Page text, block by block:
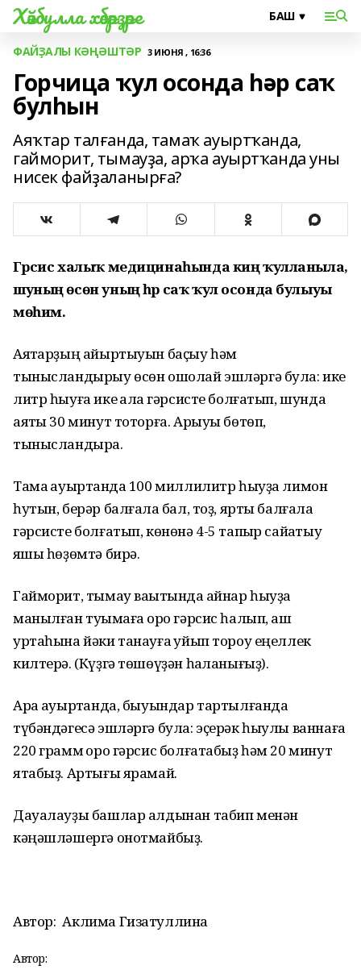
Хәйбулла хәбәрҙәре
ФАЙҘАЛЫ КӘҢӘШТӘР 3 ИЮНЯ , 16:36
Горчица ҡул осонда һәр саҡ
булһын
Аяҡтар талғанда, тамаҡ ауыртҡанда,
гайморит, тымауҙа, арҡа ауыртҡанда уны
нисек файҙаланырға?
Гәрсис халыҡ медицинаһында киң ҡулланыла,
шуның өсөн уның һәр саҡ ҡул осонда булыуы
мөһим.
Аяҡтарҙың айыртыуын баҫыу һәм
тынысландырыу өсөн ошолай эшләргә була: ике
литр һыуға ике ҡалаҡ гәрсисте болғатып, шунда
аяҡты 30 минут тоторға. Арыуы бөтөп,
тынысландыра.
Тамаҡ ауыртҡанда 100 миллилитр һыуҙа лимон
һутын, берәр балғалаҡ бал, тоҙ, ярты балғалаҡ
гәрсисте болғатып, көнөнә 4-5 тапҡыр сайҡатыу
яҡшы һөҙөмтә бирә.
Гайморит, тымау ваҡытында ҡайнар һыуҙа
манылған туҡымаға ҡоро гәрсис һалып, ҡаш
уртаһына йәки танауға ҡуйып тороу еңеллек
килтерә. (Күҙгә төшөүҙән һаҡланығыҙ).
Арҡа ауыртҡанда, быуындар тартылғанда
түбәндәгесә эшләргә була: эҫерәк һыулы ваннаға
220 грамм ҡоро гәрсис болғатабыҙ һәм 20 минут
ятабыҙ. Артығы ярамай.
Дауалауҙы башлар алдынан табип менән
кәңәшләшергә онотмайбыҙ.
Автор: Аклима Гизатуллина
Автор: